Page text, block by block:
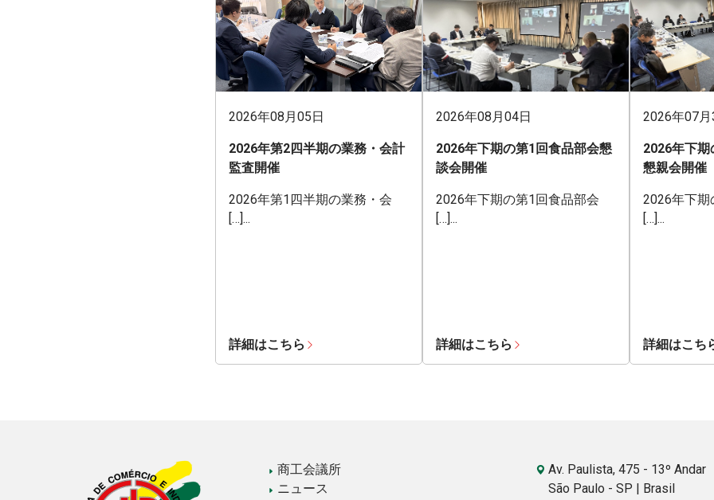
2026年08月05日
2026年第2四半期の業務・会計
監査開催
2026年第1四半期の業務・会
[…]...
詳細はこちら
2026年08月04日
2026年下期の第1回食品部会懇
談会開催
2026年下期の第1回食品部会
[…]...
詳細はこちら
2026年07
2026年下
懇親会開催
2026年下期
[…]...
詳細はこち
商工会議所
ニュース
Av. Paulista, 475 - 13º Andar
São Paulo - SP | Brasil